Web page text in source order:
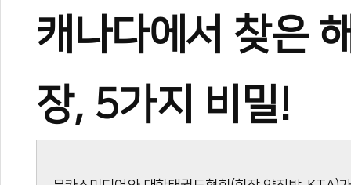
캐나다에서 찾은
장, 5가지 비밀!